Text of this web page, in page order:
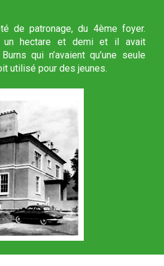
de patronage, du 4ème foyer.
un hectare et demi et il avait
qui n’avaient qu’une seule
utilisé pour des jeunes.